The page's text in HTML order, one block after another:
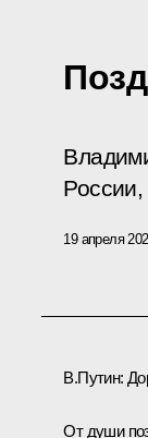
19 апреля
В.Путин:
От души